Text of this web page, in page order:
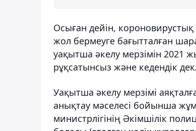
Осыған дейін,
жол бермеуге бағытталған
уақытша әкелу мерзімін 2021
рұқсатынсыз және кедендік
Уақытша әкелу мерзімі
анықтау мәселесі бойынша
министрлігінің Әкімшілік